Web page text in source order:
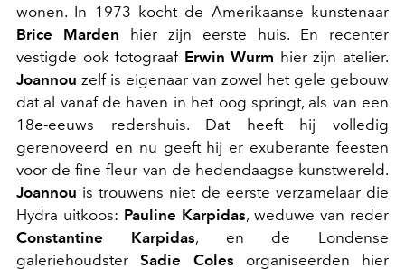
wonen. In 1973 kocht de Amerikaanse kunstenaar
Brice Marden hier zijn eerste huis. En recenter
vestigde ook fotograaf Erwin Wurm hier zijn atelier.
Joannou zelf is eigenaar van zowel het gele gebouw
dat al vanaf de haven in het oog springt, als van een
18e-eeuws redershuis. Dat heeft hij volledig
gerenoveerd en nu geeft hij er exuberante feesten
voor de fine fleur van de hedendaagse kunstwereld.
Joannou is trouwens niet de eerste verzamelaar die
Hydra uitkoos: Pauline Karpidas, weduwe van reder
Constantine Karpidas, en de Londense
galeriehoudsterSadie Coles organiseerden hier